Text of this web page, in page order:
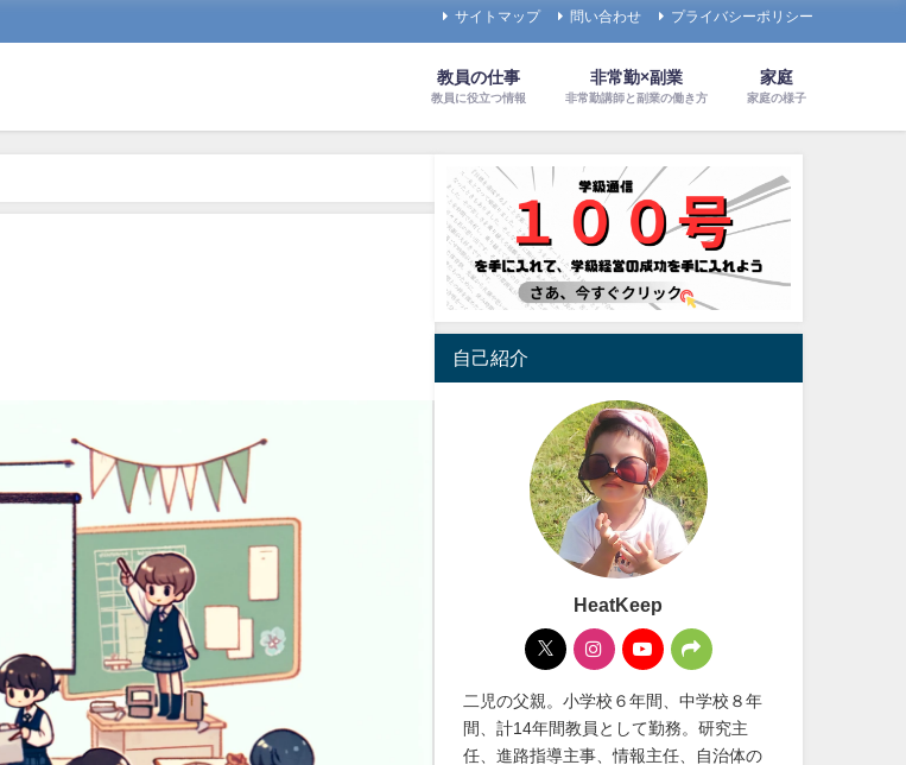
サイトマップ 問い合わせ プライバシーポリシー
教員の仕事
教員に役立つ情報
非常勤×副業
非常勤講師と副業の働き方
家庭
家庭の様子
自己紹介
HeatKeep
二児の父親。小学校６年間、中学校８年
間、計14年間教員として勤務。研究主
任、進路指導主事、情報主任、自治体の